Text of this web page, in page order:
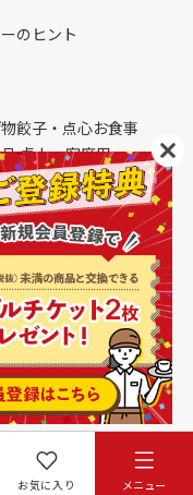
お気に入り メニュー
のヒント
餃子・点心お食事
卓上・客席用
生鮮品（配送便限定）
ド会社概要
Reserved.
個人情報保護方針